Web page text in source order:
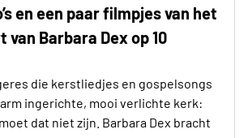
en een paar filmpjes van het
Barbara Dex op 10
die kerstliedjes en gospelsongs
ingerichte, mooi verlichte kerk:
dat niet zijn. Barbara Dex bracht